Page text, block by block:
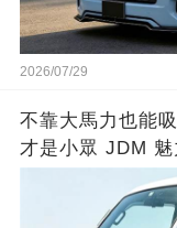
2026/07/29
不靠大馬力也能
才是小眾 JDM 魅